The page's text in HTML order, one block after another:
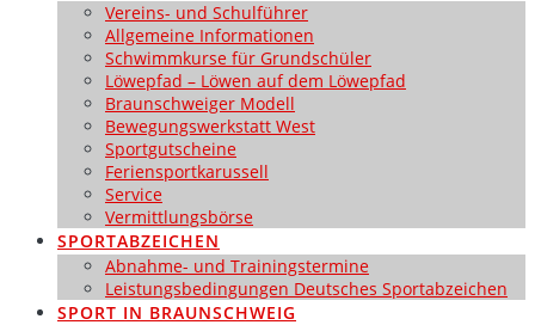
Vereins- und Schulführer
Allgemeine Informationen
Schwimmkurse für Grundschüler
Löwepfad – Löwen auf dem Löwepfad
Braunschweiger Modell
Bewegungswerkstatt West
Sportgutscheine
Feriensportkarussell
Service
Vermittlungsbörse
SPORTABZEICHEN
Abnahme- und Trainingstermine
Leistungsbedingungen Deutsches Sportabzeichen
SPORT IN BRAUNSCHWEIG